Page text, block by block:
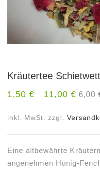
Kräutertee
1,50 € – 11,00 € 6,00
inkl. MwSt. zzgl.
Eine altbewährte
angenehmen Honig-